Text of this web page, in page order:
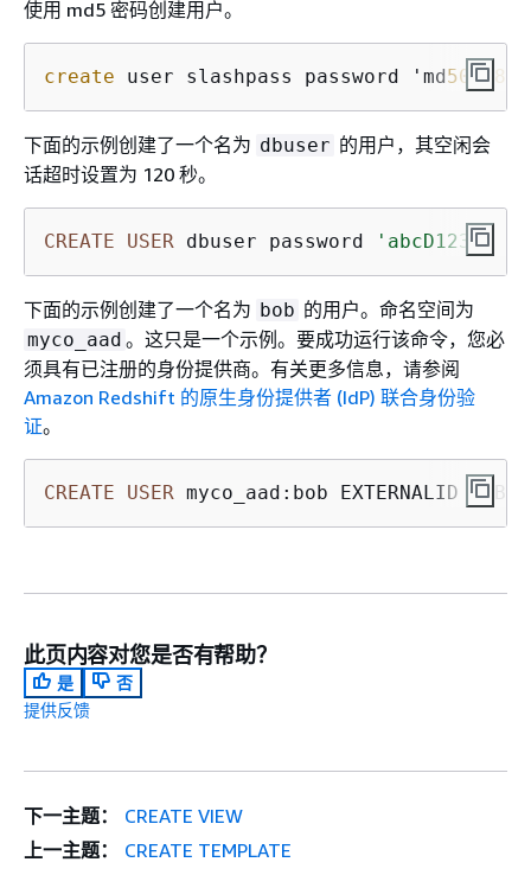
使用 md5 密码创建用户。
create user slashpass password 'md 50 c983
下面的示例创建了一个名为 dbuser 的用户，其空闲会
话超时设置为 120 秒。
CREATE USER dbuser password 'abcD1234'
下面的示例创建了一个名为 bob 的用户。命名空间为
myco_aad 。这只是一个示例。要成功运行该命令，您必
须具有已注册的身份提供商。有关更多信息，请参阅
Amazon Redshift 的原生身份提供者 (IdP) 联合身份验
证。
CREATE USER myco_aad:bob EXTERNALID
此页内容对您是否有帮助？
是
否
提供反馈
下一主题：
CREATE VIEW
上一主题：
CREATE TEMPLATE